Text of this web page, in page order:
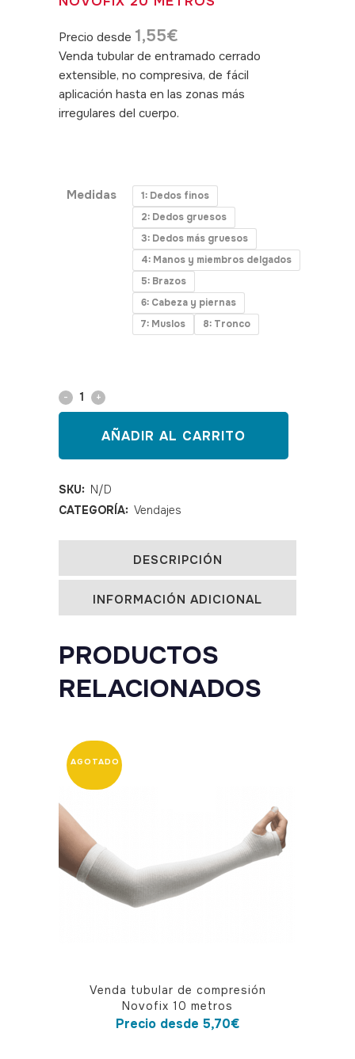
Precio desde 1,55€
Venda tubular de entramado cerrado
extensible, no compresiva, de fácil
aplicación hasta en las zonas más
irregulares del cuerpo.
Medidas
1: Dedos finos
2: Dedos gruesos
3: Dedos más gruesos
4: Manos y miembros delgados
5: Brazos
6: Cabeza y piernas
7: Muslos
8: Tronco
Venda
de
soporte
Novofix
20
metros
quantity
AÑADIR AL CARRITO
SKU: N/D
CATEGORÍA: Vendajes
DESCRIPCIÓN
INFORMACIÓN ADICIONAL
PRODUCTOS
RELACIONADOS
Venda tubular de compresión
Novofix 10 metros
Precio desde 5,70€